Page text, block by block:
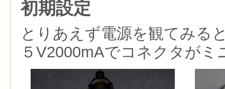
初期設定
とりあえず電源を観てみる
５V2000mAでコネクタが